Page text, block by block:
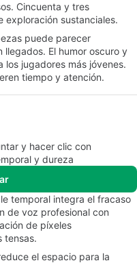
Cincuenta y tres
exploración sustanciales.
puede parecer
llegados. El humor oscuro y
jugadores más jóvenes.
tiempo y atención.
y hacer clic con
y dureza
temporal integra el fracaso
de voz profesional con
de píxeles
tensas.
el espacio para la